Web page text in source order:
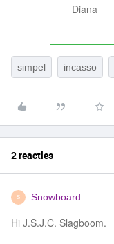
Diana
simpel incasso
2 reacties
S Snowboard
Hi J.S.J.C. Slagboom.